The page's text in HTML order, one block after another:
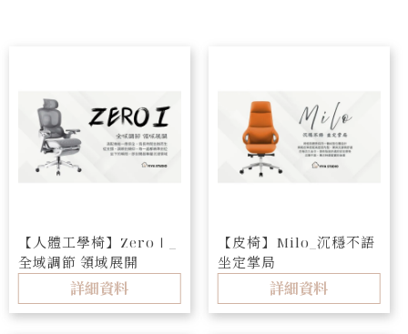
【人體工學椅】ZeroⅠ_
全域調節 領域展開
詳細資料
【皮椅】Milo_沉穩不語
坐定掌局
詳細資料